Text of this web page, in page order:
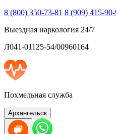
8 (800) 350-73-81 8 (909) 415-
Выездная наркология 24/7
Л041-01125-54/00960164
Похмельная служба
Архангельск